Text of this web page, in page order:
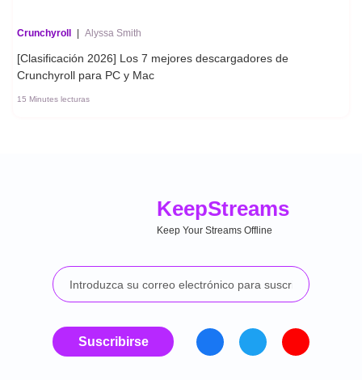
Crunchyroll | Alyssa Smith
[Clasificación 2026] Los 7 mejores descargadores de
Crunchyroll para PC y Mac
15 Minutes lecturas
KeepStreams
Keep Your Streams Offline
Suscribirse